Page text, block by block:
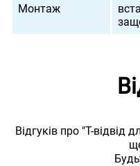
Монтаж
Відгуків про "Т-відвід